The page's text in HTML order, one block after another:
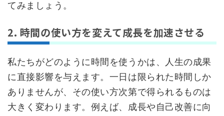
てみましょう。
2. 時間の使い方を変えて成長を加速させる
私たちがどのように時間を使うかは、人生の成果
に直接影響を与えます。一日は限られた時間しか
ありませんが、その使い方次第で得られるものは
大きく変わります。例えば、成長や自己改善に向